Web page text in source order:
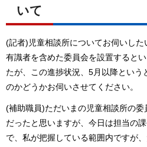
いて
(記者)児童相談所についてお伺いし
有識者を含めた委員会を設置すると
たが、この進捗状況、5月以降という
のかどうかお伺いさせてください。
(補助職員)ただいまの児童相談所の
だったと思いますが、今日は担当の
で、私が把握している範囲内ですが